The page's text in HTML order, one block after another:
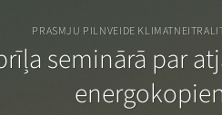
PRASMJU PILNVEIDE
seminārā par